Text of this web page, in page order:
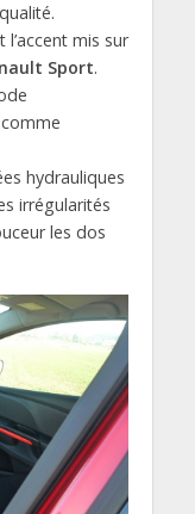
mis sur
Sport.
hydrauliques
irrégularités
les dos